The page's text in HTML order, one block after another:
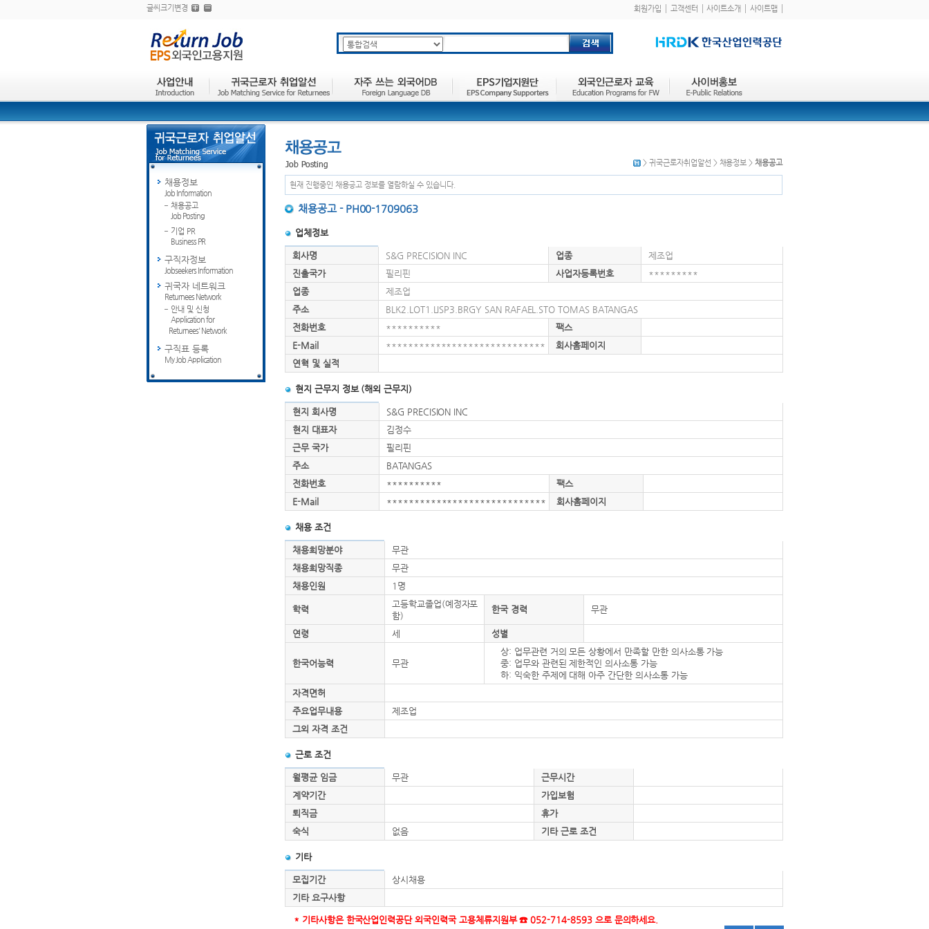
글씨크기변경 회원가입 고객센터 사이트소개 사이트맵
채용정보
Job Information
채용공고
Job Posting
기업 PR
Business PR
구직자정보
Jobseekers Information
귀국자 네트워크
Returnees Network
안내 및 신청
Application for
Returnees' Network
구직표 등록
My Job Application
> 귀국근로자취업알선 > 채용정보 > 채용공고
현재 진행중인 채용공고 정보를 열람하실 수 있습니다.
채용공고 - PH00-1709063
업체정보
회사명 S&G PRECISION INC 업종
제조업
진출국가
필리핀 사업자등록번호
*********
업종
제조업
주소
BLK2.LOT1.LISP3.BRGY SAN RAFAEL.STO TOMAS BATANGAS
전화번호
**********
팩스
E-Mail
*****************************
회사홈페이지
연혁 및 실적
현지 근무지 정보 (해외 근무지)
현지 회사명
S&G PRECISION INC
현지 대표자
김정수
근무 국가
필리핀
주소
BATANGAS
전화번호
**********
팩스
E-Mail
***************************** 회사홈페이지
채용 조건
채용희망분야
무관
채용희망직종
무관
채용인원
1명
학력
고등학교졸업(예정자포
함)
한국 경력 무관
연령 세 성별
한국어능력 무관
상: 업무관련 거의 모든 상황에서 만족할 만한 의사소통 가능
중: 업무와 관련된 제한적인 의사소통 가능
하: 익숙한 주제에 대해 아주 간단한 의사소통 가능
자격면허
주요업무내용
제조업
그외 자격 조건
근로 조건
월평균 임금 무관
근무시간
계약기간
가입보험
퇴직금
휴가
숙식
없음 기타 근로 조건
기타
모집기간
상시채용
기타 요구사항
* 기타사항은 한국산업인력공단 외국인력국 고용체류지원부 ☎ 052-714-8593 으로 문의하세요.